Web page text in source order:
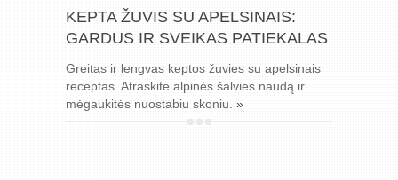
KEPTA ŽUVIS SU APELSINAIS:
GARDUS IR SVEIKAS PATIEKALAS
Greitas ir lengvas keptos žuvies su apelsinais
receptas. Atraskite alpinės šalvies naudą ir
mėgaukitės nuostabiu skoniu. »